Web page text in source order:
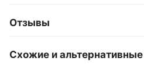
Отзывы
Схожие и